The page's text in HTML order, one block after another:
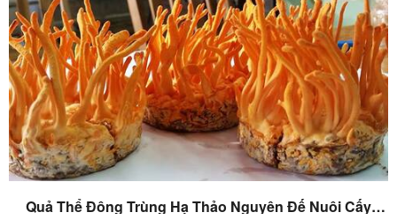
Quả Thể Đông Trùng Hạ Thảo Nguyên Đế Nuôi Cấy